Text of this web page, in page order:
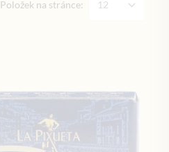
Položek na stránce: